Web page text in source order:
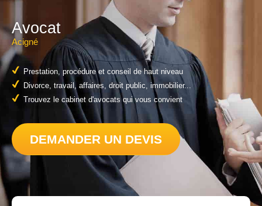
Avocat
Acigné
Prestation, procédure et conseil de haut niveau
Divorce, travail, affaires, droit public, immobilier...
Trouvez le cabinet d'avocats qui vous convient
DEMANDER UN DEVIS